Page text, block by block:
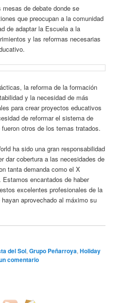
de debate donde se
que preocupan a la comunidad
de adaptar la Escuela a la
y las reformas necesarias
la reforma de la formación
y la necesidad de más
para crear proyectos educativos
de reformar el sistema de
otros de los temas tratados.
ha sido una gran responsabilidad
dar cobertura a las necesidades de
tanta demanda como el X
encantados de haber
excelentes profesionales de la
aprovechado al máximo su
del Sol,Grupo Peñarroya,Holiday
comentario